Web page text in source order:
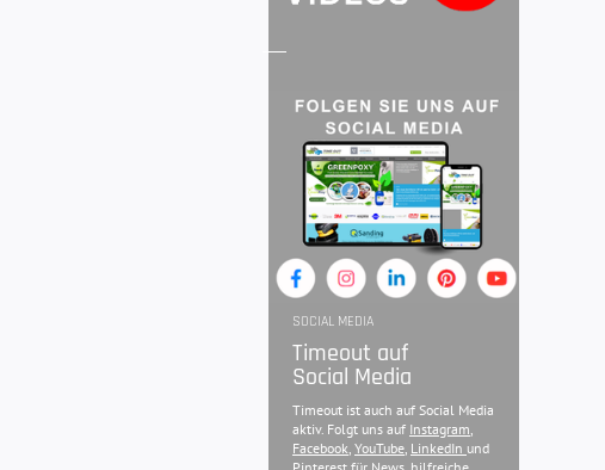
SOCIAL MEDIA
Timeout auf
Social Media
Timeout ist auch auf Social Media
aktiv. Folgt uns auf Instagram,
Facebook, YouTube, LinkedIn und